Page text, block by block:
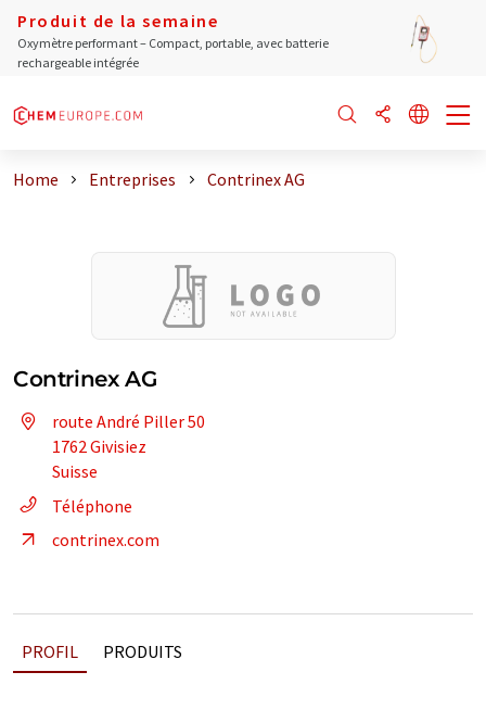
Produit de la semaine
Oxymètre performant – Compact, portable, avec batterie
rechargeable intégrée
Home Entreprises Contrinex AG
Contrinex AG
route André Piller 50
1762 Givisiez
Suisse
Téléphone
contrinex.com
PROFIL PRODUITS